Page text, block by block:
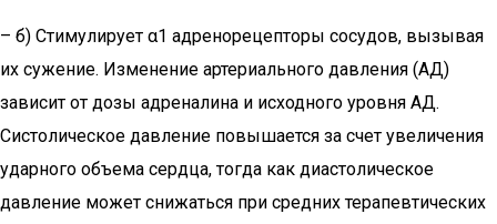
– б) Стимулирует α1 адренорецепторы сосудов, вызывая
их сужение. Изменение артериального давления (АД)
зависит от дозы адреналина и исходного уровня АД.
Систолическое давление повышается за счет увеличения
ударного объема сердца, тогда как диастолическое
давление может снижаться при средних терапевтических